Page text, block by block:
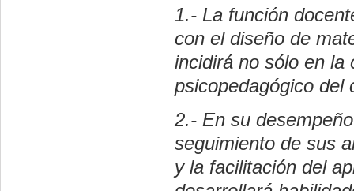
1.- La función
con el diseño de
incidirá no sólo en la
psicopedagógico del
2.- En su
seguimiento de sus
y la facilitación del